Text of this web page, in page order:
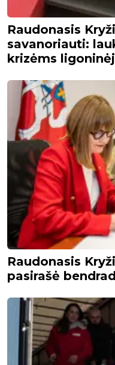
Raudonasis
savanoriauti:
krizėms
Raudonasis
pasirašė